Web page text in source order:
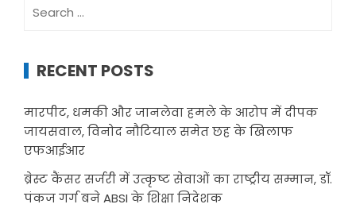
for:
RECENT POSTS
मारपीट, धमकी और जानलेवा हमले के आरोप में दीपक
जायसवाल, विनोद नौटियाल समेत छह के खिलाफ
एफआईआर
ब्रेस्ट कैंसर सर्जरी में उत्कृष्ट सेवाओं का राष्ट्रीय सम्मान, डॉ.
पंकज गर्ग बने ABSI के शिक्षा निदेशक